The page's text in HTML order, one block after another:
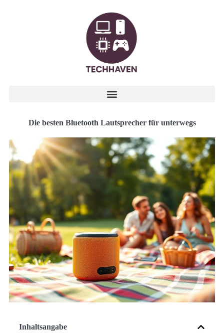
Die besten Bluetooth Lautsprecher für unterwegs
Inhaltsangabe